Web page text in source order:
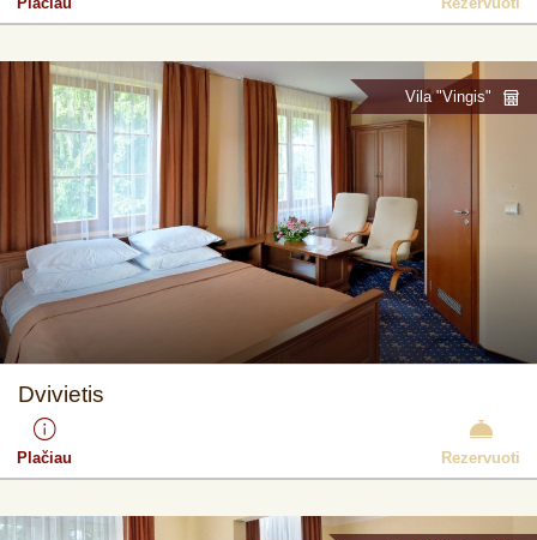
Vila "Vingis"
Dvivietis
Plačiau Rezervuoti